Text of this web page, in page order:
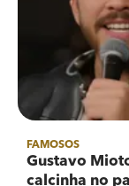
FAMOSOS
Gustavo
calcinha no